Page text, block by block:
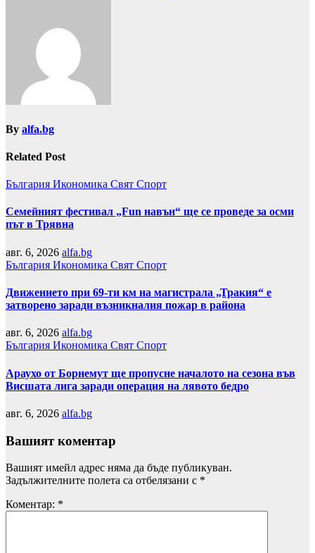
By alfa.bg
Related Post
България Икономика Свят Спорт
Семейният фестивал „Fun навън“ ще се проведе за осми
път в Трявна
авг. 6, 2026 alfa.bg
България Икономика Свят Спорт
Движението при 69-ти км на магистрала „Тракия“ е
затворено заради възникналия пожар в района
авг. 6, 2026 alfa.bg
България Икономика Свят Спорт
Араухо от Борнемут ще пропусне началото на сезона във
Висшата лига заради операция на лявото бедро
авг. 6, 2026 alfa.bg
Вашият коментар
Вашият имейл адрес няма да бъде публикуван.
Задължителните полета са отбелязани с *
Коментар: *